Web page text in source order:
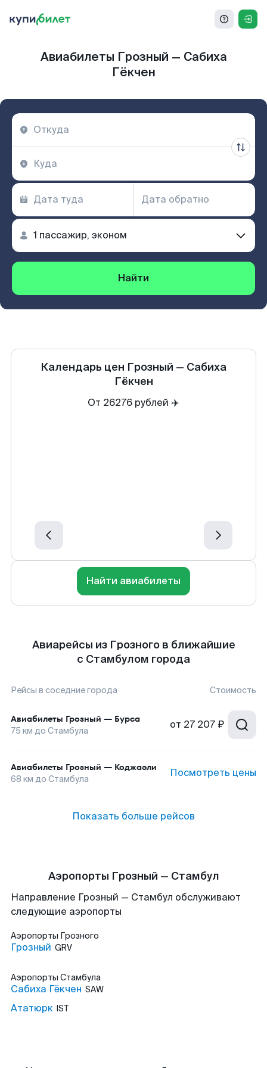
Авиабилеты Грозный — Сабиха
Гёкчен
Найти
Календарь цен Грозный — Сабиха
Гёкчен
От 26276 рублей ✈️
Найти авиабилеты
Авиарейсы из Грозного в ближайшие
с Стамбулом города
Рейсы в соседние города Стоимость
Авиабилеты Грозный — Бурса
75 км до Стамбула от 27 207 ₽
Авиабилеты Грозный — Коджаэли
68 км до Стамбула Посмотреть цены
Показать больше рейсов
Аэропорты Грозный — Стамбул
Направление Грозный — Стамбул обслуживают
следующие аэропорты
Аэропорты Грозного
Грозный GRV
Аэропорты Стамбула
Сабиха Гёкчен SAW
Ататюрк IST